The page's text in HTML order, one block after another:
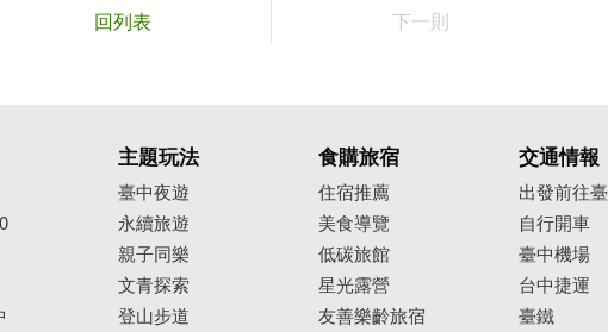
回列表 下一則
主題玩法
臺中夜遊
永續旅遊
親子同樂
文青探索
登山步道
食購旅宿
住宿推薦
美食導覽
低碳旅館
星光露營
友善樂齡旅宿
交通情報
出發前往
自行開車
臺中機場
台中捷運
臺鐵